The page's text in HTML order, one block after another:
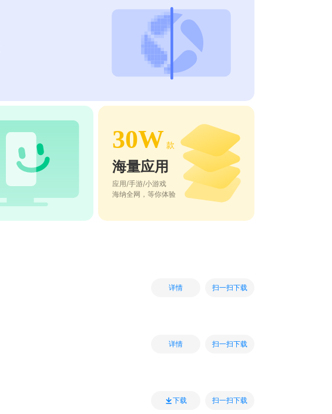
30W 款
海量应用
应用/手游/小游戏
海纳全网，等你体验
详情 扫一扫下载
详情 扫一扫下载
下载 扫一扫下载